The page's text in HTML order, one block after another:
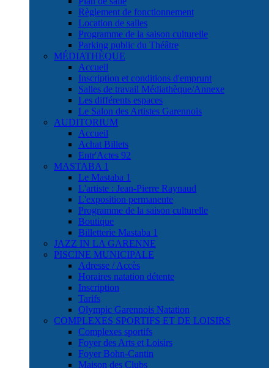
Règlement de fonctionnement
Location de salles
Programme de la saison culturelle
Parking public du Théâtre
MÉDIATHÈQUE
Accueil
Inscription et conditions d'emprunt
Salles de travail Médiathèque/Annexe
Les différents espaces
Le Salon des Artistes Garennois
AUDITORIUM
Accueil
Achat Billets
Entr'Actes 92
MASTABA 1
Le Mastaba 1
L'artiste : Jean-Pierre Raynaud
L'exposition permanente
Programme de la saison culturelle
Boutique
Billetterie Mastaba 1
JAZZ IN LA GARENNE
PISCINE MUNICIPALE
Adresse / Accès
Horaires natation détente
Inscription
Tarifs
Olympic Garennois Natation
COMPLEXES SPORTIFS ET DE LOISIRS
Complexes sportifs
Foyer des Arts et Loisirs
Foyer Bohn-Cantin
Maison des Clubs